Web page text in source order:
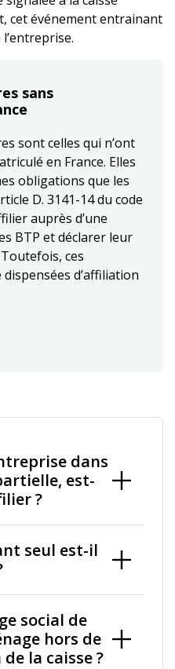
cet événement entrainant
sans
sont celles qui n’ont
en France. Elles
obligations que les
D. 3141-14 du code
auprès d’une
BTP et déclarer leur
ces
d’affiliation
dans
est-
?
seul est-il
social de
hors de
la caisse ?